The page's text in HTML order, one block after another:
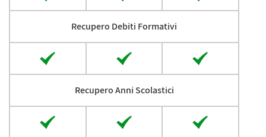
Recupero Debiti Formativi
Recupero Anni Scolastici